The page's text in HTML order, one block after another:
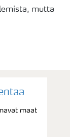
mutta
maat